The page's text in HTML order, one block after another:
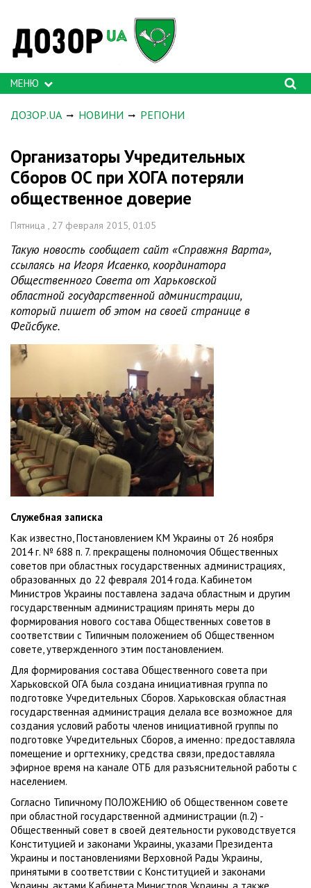
МЕНЮ
ДОЗОР.UA НОВИНИ РЕГІОНИ
Организаторы Учредительных
Сборов ОС при ХОГА потеряли
общественное доверие
Пятница , 27 февраля 2015, 01:05
Такую новость сообщает сайт «Справжня Варта»,
ссылаясь на Игоря Исаенко, координатора
Общественного Совета от Харьковской
областной государственной администрации,
который пишет об этом на своей странице в
Фейсбуке.
Служебная записка
Как известно, Постановлением КМ Украины от 26 ноября
2014 г. № 688 п. 7. прекращены полномочия Общественных
советов при областных государственных администрациях,
образованных до 22 февраля 2014 года. Кабинетом
Министров Украины поставлена задача областным и другим
государственным администрациям принять меры до
формирования нового состава Общественных советов в
соответствии с Типичным положением об Общественном
совете, утвержденного этим постановлением.
Для формирования состава Общественного совета при
Харьковской ОГА была создана инициативная группа по
подготовке Учредительных Сборов. Харьковская областная
государственная администрация делала все возможное для
создания условий работы членов инициативной группы по
подготовке Учредительных Сборов, а именно: предоставляла
помещение и оргтехнику, средства связи, предоставляла
эфирное время на канале ОТБ для разъяснительной работы с
населением.
Согласно Типичному ПОЛОЖЕНИЮ об Общественном совете
при областной государственной администрации (п.2) -
Общественный совет в своей деятельности руководствуется
Конституцией и законами Украины, указами Президента
Украины и постановлениями Верховной Рады Украины,
принятыми в соответствии с Конституцией и законами